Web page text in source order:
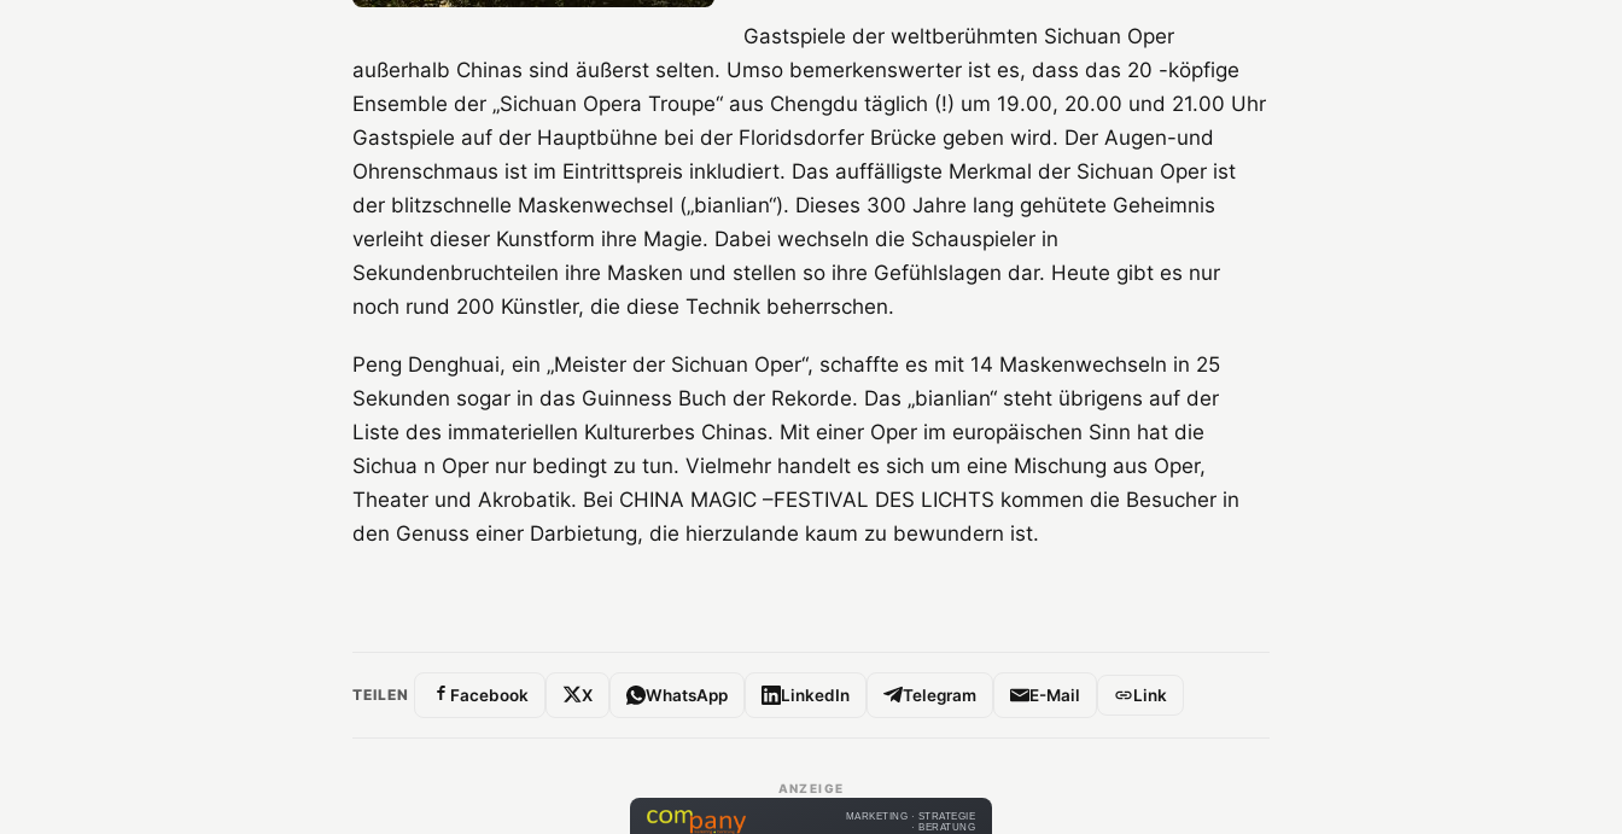
Gastspiele der weltberühmten Sichuan Oper
außerhalb Chinas sind äußerst selten. Umso bemerkenswerter ist es, dass das 20 -köpfige
Ensemble der „Sichuan Opera Troupe“ aus Chengdu täglich (!) um 19.00, 20.00 und 21.00 Uhr
Gastspiele auf der Hauptbühne bei der Floridsdorfer Brücke geben wird. Der Augen-und
Ohrenschmaus ist im Eintrittspreis inkludiert. Das auffälligste Merkmal der Sichuan Oper ist
der blitzschnelle Maskenwechsel („bianlian“). Dieses 300 Jahre lang gehütete Geheimnis
verleiht dieser Kunstform ihre Magie. Dabei wechseln die Schauspieler in
Sekundenbruchteilen ihre Masken und stellen so ihre Gefühlslagen dar. Heute gibt es nur
noch rund 200 Künstler, die diese Technik beherrschen.
Peng Denghuai, ein „Meister der Sichuan Oper“, schaffte es mit 14 Maskenwechseln in 25
Sekunden sogar in das Guinness Buch der Rekorde. Das „bianlian“ steht übrigens auf der
Liste des immateriellen Kulturerbes Chinas. Mit einer Oper im europäischen Sinn hat die
Sichua n Oper nur bedingt zu tun. Vielmehr handelt es sich um eine Mischung aus Oper,
Theater und Akrobatik. Bei CHINA MAGIC –FESTIVAL DES LICHTS kommen die Besucher in
den Genuss einer Darbietung, die hierzulande kaum zu bewundern ist.
TEILEN Facebook X WhatsApp LinkedIn Telegram E-Mail Link
ANZEIGE
MARKETING · STRATEGIE
· BERATUNG